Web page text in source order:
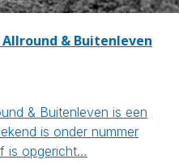
Allround & Buitenleven
& Buitenleven is een
is onder nummer
is opgericht…